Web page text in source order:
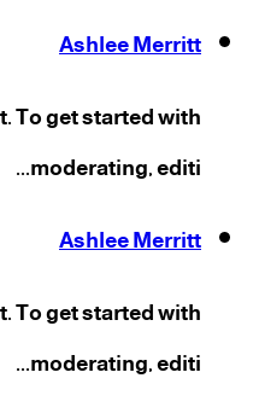
Ashlee Merritt
To get started with
moderating, editi...
Ashlee Merritt
To get started with
moderating, editi...